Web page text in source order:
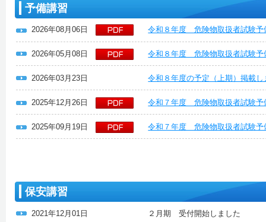
予備講習
2026年08月06日 令和８年度 危険物取扱者試験
2026年05月08日 令和８年度 危険物取扱者試験
2026年03月23日 令和８年度の予定（上期）掲載し
2025年12月26日 令和７年度 危険物取扱者試験
2025年09月19日 令和７年度 危険物取扱者試験
保安講習
2021年12月01日 ２月期 受付開始しました